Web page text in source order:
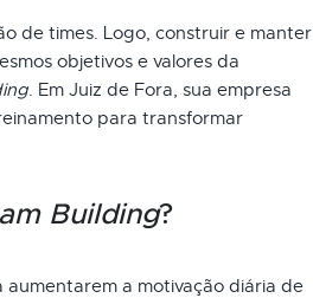
de times. Logo, construir e manter
objetivos e valores da
. Em Juiz de Fora, sua empresa
para transformar
Building?
aumentarem a motivação diária de